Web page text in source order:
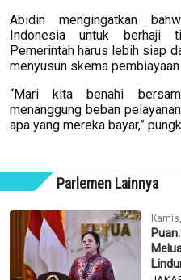
Abidin mengingatkan
Indonesia untuk berhaji
Pemerintah harus lebih siap
menyusun skema pembiayaan
“Mari kita benahi
menanggung beban
apa yang mereka bayar,”
Parlemen Lainnya